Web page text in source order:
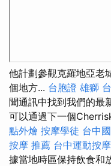
他計劃參觀克羅地亞
個地方... 台胞證 雄獅
聞通訊中找到我們的最
可以通過下一個
點外燴 按摩學徒 台中
按摩 推薦 台中運動按摩
據當地時區保持飲食和